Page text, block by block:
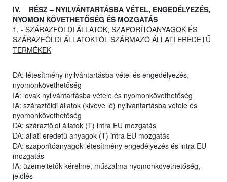
IV. RÉSZ – NYILVÁNTARTÁSBA VÉTEL, ENGEDÉLYEZÉS,
NYOMON KÖVETHETŐSÉG ÉS MOZGATÁS
1. - SZÁRAZFÖLDI ÁLLATOK, SZAPORÍTÓANYAGOK ÉS
SZÁRAZFÖLDI ÁLLATOKTÓL SZÁRMAZÓ ÁLLATI EREDETŰ
TERMÉKEK
DA: létesítmény nyilvántartásba vétel és engedélyezés,
nyomonkövethetőség
IA: lovak nyilvántartásba vétele és nyomonkövethetőség
IA: szárazföldi állatok (kivéve ló) nyilvántartásba vétele és
nyomonkövethetőség
DA: szárazföldi állatok (T) intra EU mozgatás
DA: állati eredetű anyagok (T) intra EU mozgatás
DA: szaporítóanyagok létesítmény engedélyezés és intra EU
mozgatás
IA: üzemeltetők kérelme, műszalma nyomonkövethetőség,
jelölés